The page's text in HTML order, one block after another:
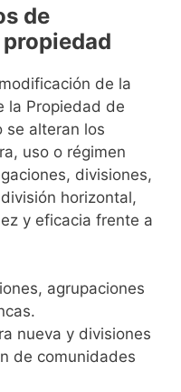
de
de la
la Propiedad de
se alteran los
uso o régimen
divisiones,
horizontal,
y eficacia frente a
agrupaciones
nueva y divisiones
de comunidades